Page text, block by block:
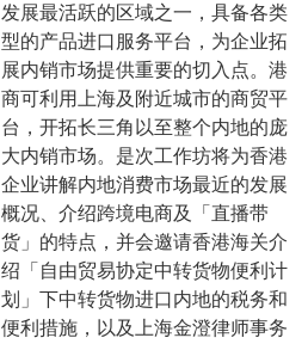
发展最活跃的区域之一，具备各类
型的产品进口服务平台，为企业拓
展内销市场提供重要的切入点。港
商可利用上海及附近城市的商贸平
台，开拓长三角以至整个内地的庞
大内销市场。是次工作坊将为香港
企业讲解内地消费市场最近的发展
概况、介绍跨境电商及「直播带
货」的特点，并会邀请香港海关介
绍「自由贸易协定中转货物便利计
划」下中转货物进口内地的税务和
便利措施，以及上海金澄律师事务